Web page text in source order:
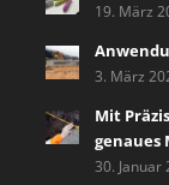
19. März
3. März
Mit
genaues
30. Januar